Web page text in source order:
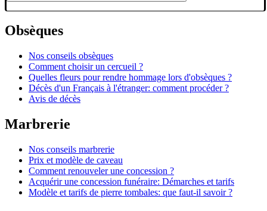
Obsèques
Nos conseils obsèques
Comment choisir un cercueil ?
Quelles fleurs pour rendre hommage lors d'obsèques ?
Décès d'un Français à l'étranger: comment procéder ?
Avis de décès
Marbrerie
Nos conseils marbrerie
Prix et modèle de caveau
Comment renouveler une concession ?
Acquérir une concession funéraire: Démarches et tarifs
Modèle et tarifs de pierre tombales: que faut-il savoir ?